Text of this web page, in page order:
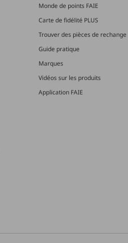
Monde de points FAIE
Carte de fidélité PLUS
Trouver des pièces de rechange
Guide pratique
Marques
Vidéos sur les produits
Application FAIE